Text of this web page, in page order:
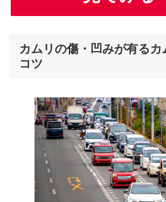
カムリの傷・凹みが有るカ
コツ